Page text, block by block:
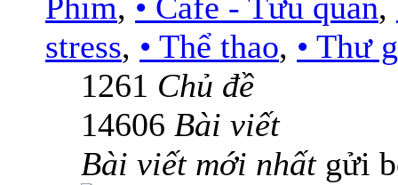
Phim, • Cafe - Tửu quán,
stress, • Thể thao, • Thư
1261 Chủ đề
14606 Bài viết
Bài viết mới nhấtgửi